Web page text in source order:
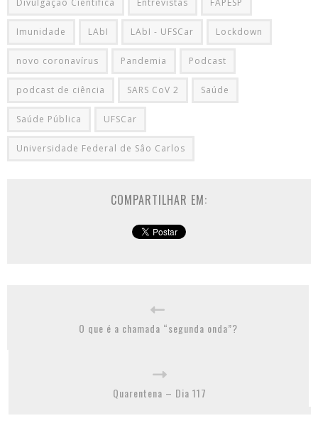
Imunidade LAbI LAbI - UFSCar Lockdown
novo coronavírus Pandemia Podcast
podcast de ciência SARS CoV 2 Saúde
Saúde Pública UFSCar
Universidade Federal de Sâo Carlos
COMPARTILHAR EM:
O que é a chamada “segunda onda”?
Quarentena – Dia 117